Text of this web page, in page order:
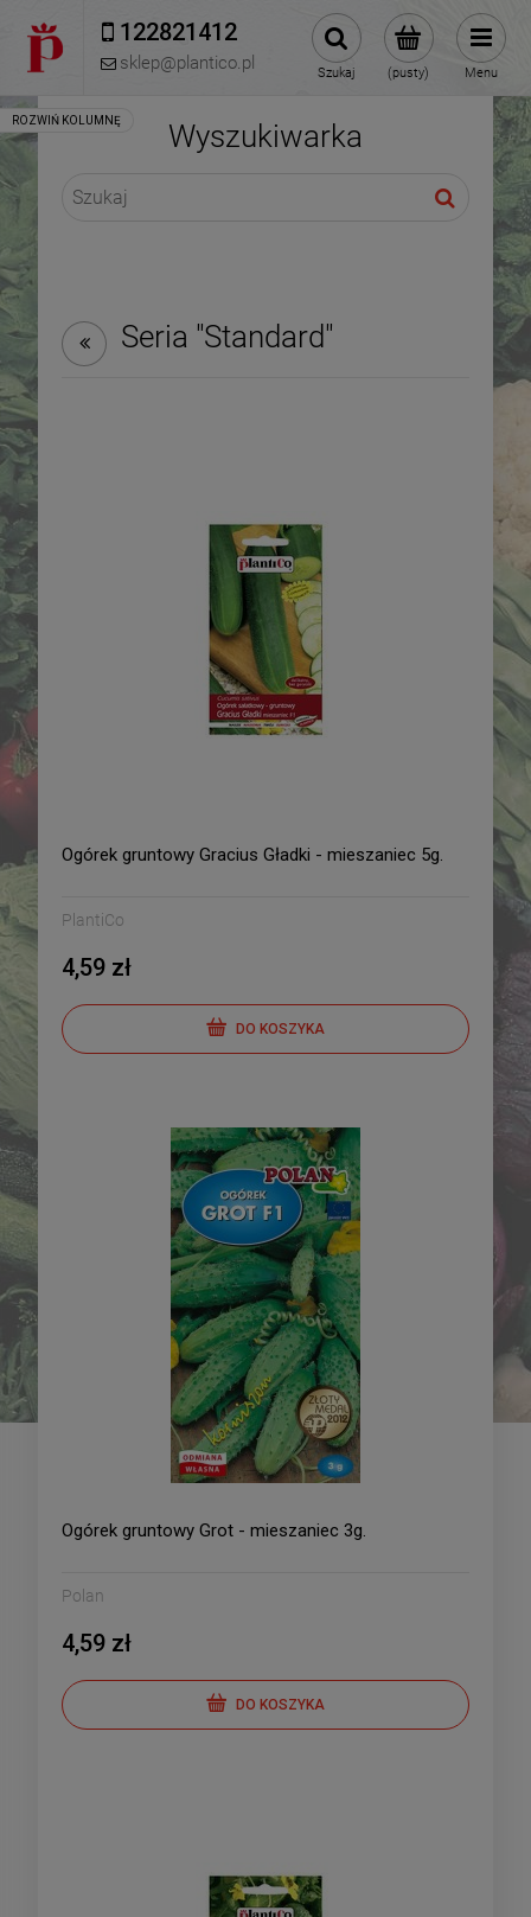
122821412
sklep@plantico.pl (pusty)
Szukaj Menu
Pomidor pod osłony
Solanum lycopersicum L.
Sungold - mieszaniec
DO KOSZYKA
Pomidor pod osłony
Solanum lycopersicum L.
Pink Sun - mieszaniec
Wyszukiwarka
Seria "Standard"
Ogórek gruntowy Gracius Gładki - mieszaniec 5g.
PlantiCo
4,59 zł
DO KOSZYKA
Ogórek gruntowy Grot - mieszaniec 3g.
Polan
4,59 zł
DO KOSZYKA